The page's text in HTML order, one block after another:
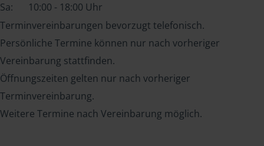
Sa:
10:00 - 18:00 Uhr
Terminvereinbarungen bevorzugt telefonisch.
Persönliche Termine können nur nach vorheriger
Vereinbarung stattfinden.
Öffnungszeiten gelten nur nach vorheriger
Terminvereinbarung.
Weitere Termine nach Vereinbarung möglich.